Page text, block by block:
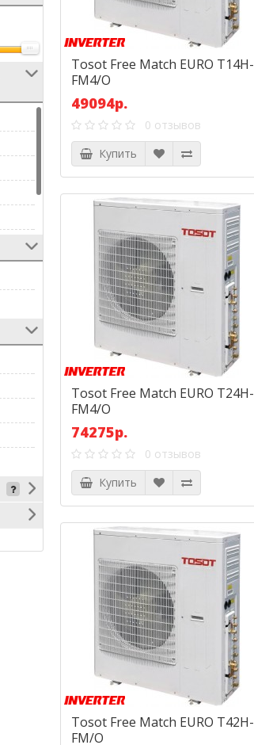
Tosot Free Match EURO T14H-
FM4/O
49094р.
0 отзывов
Купить
Tosot Free Match EURO T24H-
FM4/O
74275р.
0 отзывов
Купить
Tosot Free Match EURO T42H-
FM/O